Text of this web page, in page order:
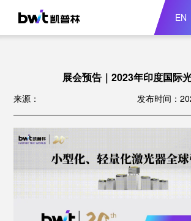
EN
展会预告｜2023年印度国际
来源： 发布时间：